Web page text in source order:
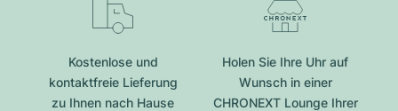
Kostenlose und
kontaktfreie Lieferung
zu Ihnen nach Hause
Holen Sie Ihre Uhr auf
Wunsch in einer
CHRONEXT Lounge Ihrer